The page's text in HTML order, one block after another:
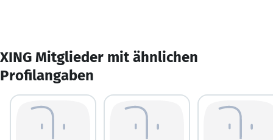
XING Mitglieder mit ähnlichen
Profilangaben